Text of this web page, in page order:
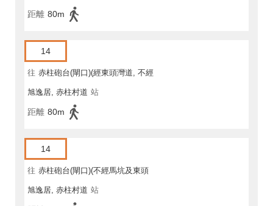
距離 80m
14
往 赤柱砲台(閘口)(經東頭灣道, 不經
馬坑)
旭逸居, 赤柱村道 站
距離 80m
14
往 赤柱砲台(閘口)(不經馬坑及東頭
灣道)
旭逸居, 赤柱村道 站